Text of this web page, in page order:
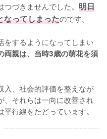
づきませんでした。 明日
なってしまったのです。
をするようになってしまい
両親は、当時3歳の萌花を須
入、社会的評価を整えなが
、それらは一向に改善され
行線をたどっています。